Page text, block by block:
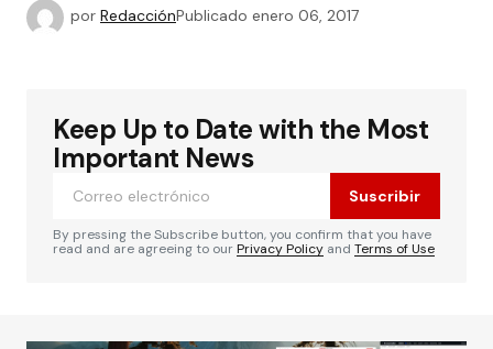
por RedacciónPublicado enero 06, 2017
Keep Up to Date with the Most
Important News
Suscribir
By pressing the Subscribe button, you confirm that you have
read and are agreeing to ourPrivacy Policy and Terms of Use